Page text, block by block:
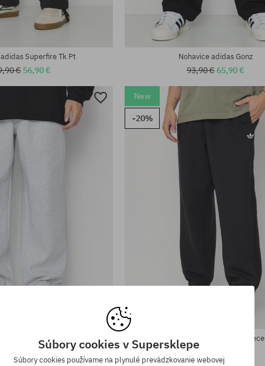
Dostupné veľkosti:
Superfire Tk Pt
€ 56,90 €
XL
Nohavice adidas Gonz
93,90 €65,90 €
adidas Tech Fleece
65,90 €
New
-20%
Nohavice adidas Tech Fleece
103,90 €
Súbory cookies v Supersklepe
Súbory cookies používame na plynulé prevádzkovanie webovej